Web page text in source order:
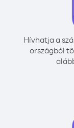
Hívhatja a
országból